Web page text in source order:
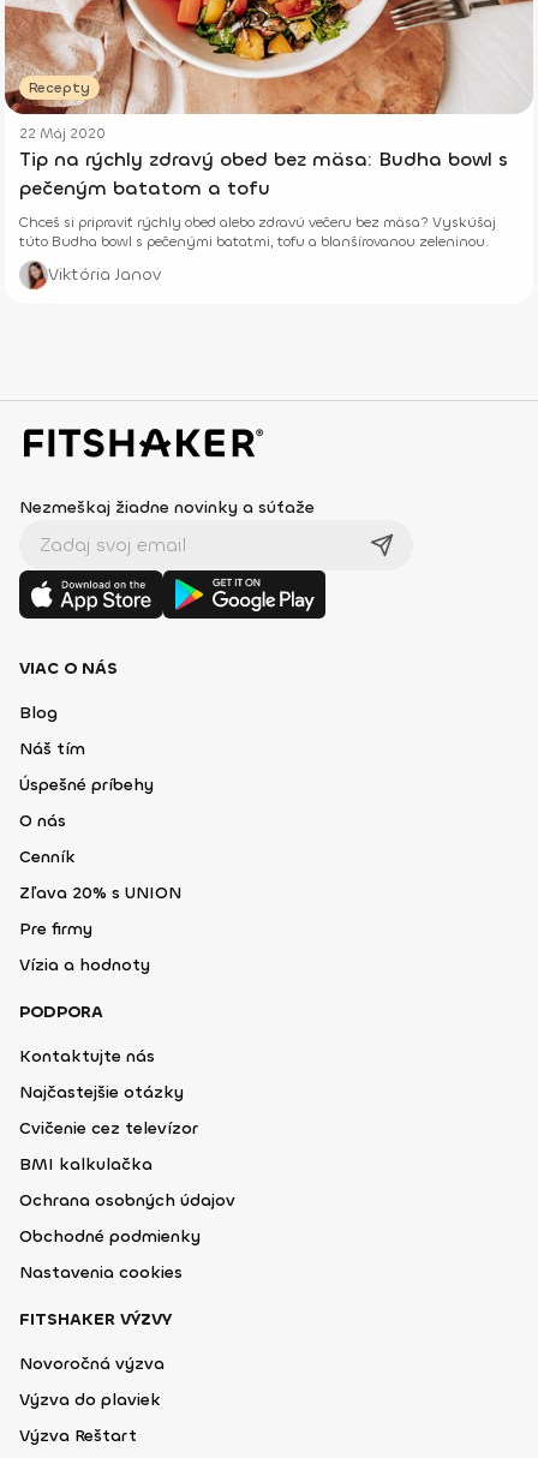
Recepty
22 Máj 2020
Tip na rýchly zdravý obed bez mäsa: Budha bowl s
pečeným batatom a tofu
Chceš si pripraviť rýchly obed alebo zdravú večeru bez mäsa? Vyskúšaj
túto Budha bowl s pečenými batatmi, tofu a blanšírovanou zeleninou.
Viktória Janov
Nezmeškaj žiadne novinky a súťaže
VIAC O NÁS
Blog
Náš tím
Úspešné príbehy
O nás
Cenník
Zľava 20% s UNION
Pre firmy
Vízia a hodnoty
PODPORA
Kontaktujte nás
Najčastejšie otázky
Cvičenie cez televízor
BMI kalkulačka
Ochrana osobných údajov
Obchodné podmienky
Nastavenia cookies
FITSHAKER VÝZVY
Novoročná výzva
Výzva do plaviek
Výzva Reštart